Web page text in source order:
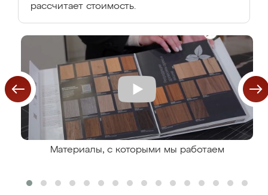
рассчитает стоимость.
Материалы, с которыми мы работаем